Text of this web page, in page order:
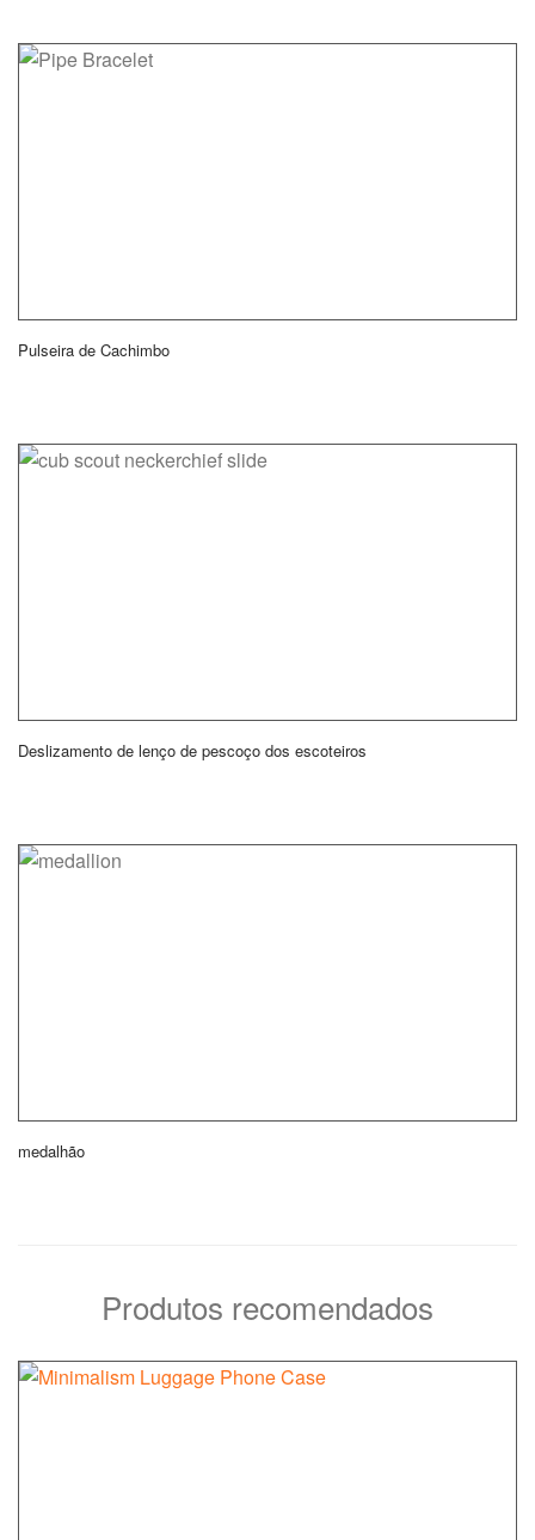
Pulseira de Cachimbo
Deslizamento de lenço de pescoço dos escoteiros
medalhão
Produtos recomendados